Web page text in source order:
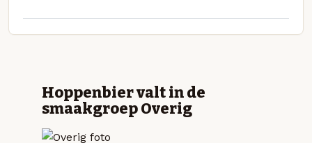
Hoppenbier valt in de
smaakgroep Overig